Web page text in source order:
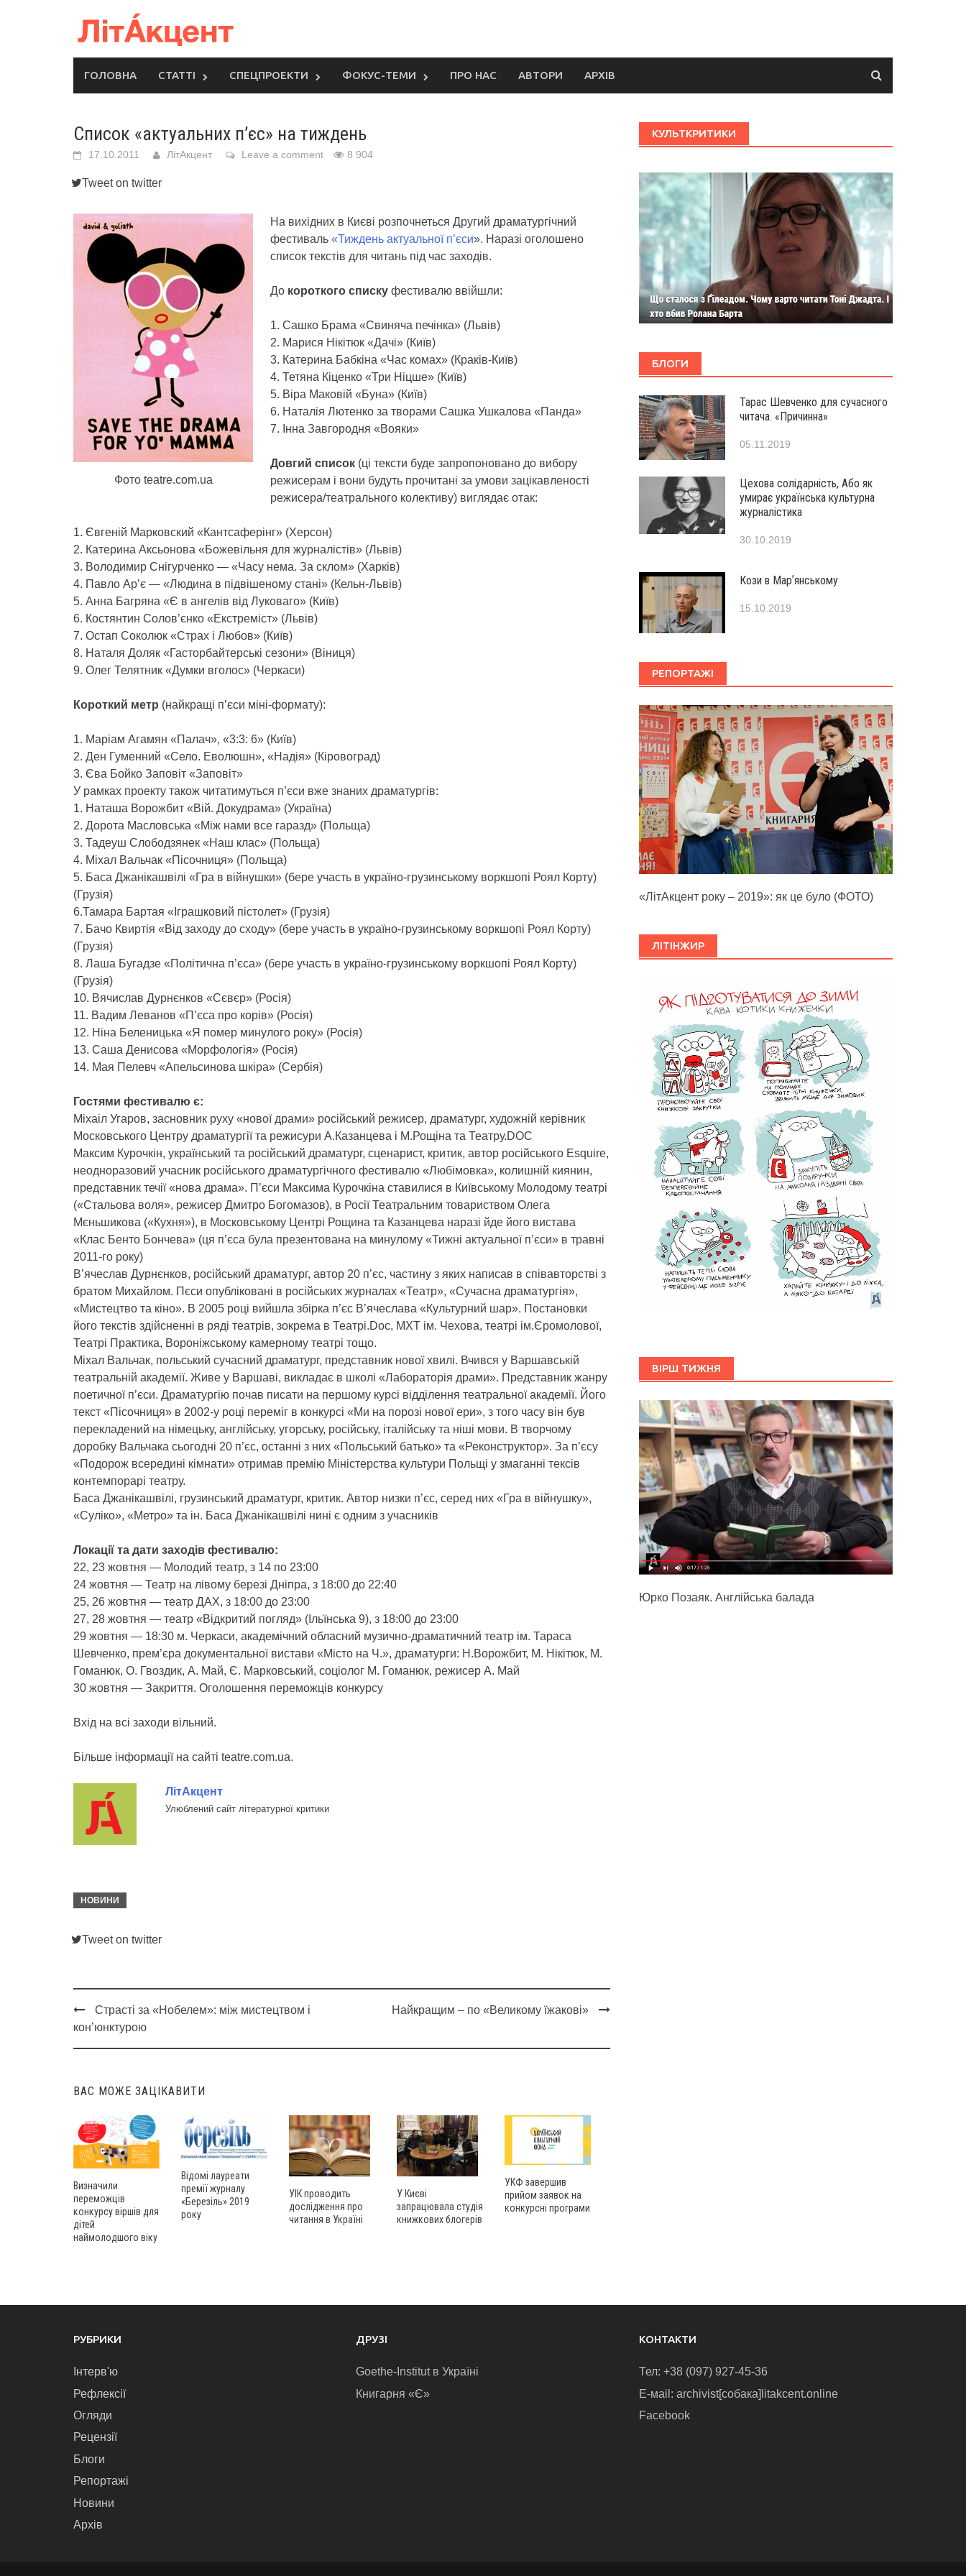
ГОЛОВНА СТАТТІ СПЕЦПРОЕКТИ ФОКУС-ТЕМИ ПРО НАС АВТОРИ АРХІВ
Список «актуальних п’єс» на тиждень
17.10.2011 ЛітАкцент Leave a comment 8 904
Tweet on twitter
Фото teatre.com.ua
На вихідних в Києві розпочнеться Другий драматургічний
фестиваль «Тиждень актуальної п’єси». Наразі оголошено
список текстів для читань під час заходів.
До короткого списку фестивалю ввійшли:
1. Сашко Брама «Свиняча печінка» (Львів)
2. Марися Нікітюк «Дачі» (Київ)
3. Катерина Бабкіна «Час комах» (Краків-Київ)
4. Тетяна Кіценко «Три Ніцше» (Київ)
5. Віра Маковій «Буна» (Київ)
6. Наталія Лютенко за творами Сашка Ушкалова «Панда»
7. Інна Завгородня «Вояки»
Довгий список (ці тексти буде запропоновано до вибору
режисерам і вони будуть прочитані за умови зацікавленості
режисера/театрального колективу) виглядає отак:
1. Євгеній Марковский «Кантсаферінг» (Херсон)
2. Катерина Аксьонова «Божевільня для журналістів» (Львів)
3. Володимир Снігурченко — «Часу нема. За склом» (Харків)
4. Павло Ар’є — «Людина в підвішеному стані» (Кельн-Львів)
5. Анна Багряна «Є в ангелів від Луковаго» (Київ)
6. Костянтин Солов’єнко «Екстреміст» (Львів)
7. Остап Соколюк «Страх і Любов» (Київ)
8. Наталя Доляк «Гасторбайтерські сезони» (Віниця)
9. Олег Телятник «Думки вголос» (Черкаси)
Короткий метр (найкращі п’єси міні-формату):
1. Мaріам Агамян «Палач», «3:3: 6» (Київ)
2. Ден Гуменний «Село. Еволюшн», «Надія» (Кіровоград)
3. Єва Бойко Заповіт «Заповіт»
У рамках проекту також читатимуться п’єси вже знаних драматургів:
1. Наташа Ворожбит «Вій. Докудрама» (Україна)
2. Дорота Масловська «Між нами все гаразд» (Польща)
3. Тадеуш Слободзянек «Наш клас» (Польща)
4. Міхал Вальчак «Пісочниця» (Польща)
5. Баса Джанікашвілі «Гра в війнушки» (бере участь в україно-грузинському воркшопі Роял Корту)
(Грузія)
6.Тамара Бартая «Іграшковий пістолет» (Грузія)
7. Бачо Квиртія «Від заходу до сходу» (бере участь в україно-грузинському воркшопі Роял Корту)
(Грузія)
8. Лаша Бугадзе «Політична п’єса» (бере участь в україно-грузинському воркшопі Роял Корту)
(Грузія)
10. Вячислав Дурнєнков «Сєвєр» (Росія)
11. Вадим Леванов «П’єса про корів» (Росія)
12. Ніна Беленицька «Я помер минулого року» (Росія)
13. Саша Денисова «Морфологія» (Росія)
14. Мая Пелевч «Апельсинова шкіра» (Сербія)
Гостями фестивалю є:
Міхаіл Угаров, засновник руху «нової драми» російський режисер, драматург, художній керівник
Московського Центру драматургії та режисури А.Казанцева і М.Рощіна та Театру.DOC
Максим Курочкін, український та російський драматург, сценарист, критик, автор російського Esquire,
неодноразовий учасник російського драматургічного фестивалю «Любімовка», колишній киянин,
представник течії «нова драма». П’єси Максима Курочкіна ставилися в Київському Молодому театрі
(«Стальова воля», режисер Дмитро Богомазов), в Росії Театральним товариством Олега
Мєньшикова («Кухня»), в Московському Центрі Рощина та Казанцева наразі йде його вистава
«Клас Бенто Бончева» (ця п’єса була презентована на минулому «Тижні актуальної п’єси» в травні
2011-го року)
В’ячеслав Дурнєнков, російський драматург, автор 20 п’єс, частину з яких написав в співавторстві з
братом Михайлом. Пєси опубліковані в російських журналах «Театр», «Сучасна драматургія»,
«Мистецтво та кіно». В 2005 році вийшла збірка п’єс В’ячеслава «Культурний шар». Постановки
його текстів здійсненні в ряді театрів, зокрема в Театрі.Doc, МХТ ім. Чехова, театрі ім.Єромолової,
Театрі Практика, Вороніжському камерному театрі тощо.
Міхал Вальчак, польський сучасний драматург, представник нової хвилі. Вчився у Варшавській
театральній академії. Живе у Варшаві, викладає в школі «Лабораторія драми». Представник жанру
поетичної п’єси. Драматургію почав писати на першому курсі відділення театральної академії. Його
текст «Пісочниця» в 2002-у році переміг в конкурсі «Ми на порозі нової ери», з того часу він був
перекладений на німецьку, англійську, угорську, російську, італійську та ніші мови. В творчому
доробку Вальчака сьогодні 20 п’єс, останні з них «Польський батько» та «Реконструктор». За п’єсу
«Подорож всередині кімнати» отримав премію Міністерства культури Польщі у змаганні тексів
контемпорарі театру.
Баса Джанікашвілі, грузинський драматург, критик. Автор низки п’єс, серед них «Гра в війнушку»,
«Суліко», «Метро» та ін. Баса Джанікашвілі нині є одним з учасників
Локації та дати заходів фестивалю:
22, 23 жовтня — Молодий театр, з 14 по 23:00
24 жовтня — Театр на лівому березі Дніпра, з 18:00 до 22:40
25, 26 жовтня — театр ДАХ, з 18:00 до 23:00
27, 28 жовтня — театр «Відкритий погляд» (Ільїнська 9), з 18:00 до 23:00
29 жовтня — 18:30 м. Черкаси, академічний обласний музично-драматичний театр ім. Тараса
Шевченко, прем’єра документальної вистави «Місто на Ч.», драматурги: Н.Ворожбит, М. Нікітюк, М.
Гоманюк, О. Гвоздик, А. Май, Є. Марковський, соціолог М. Гоманюк, режисер А. Май
30 жовтня — Закриття. Оголошення переможців конкурсу
Вхід на всі заходи вільний.
Більше інформації на сайті teatre.com.ua.
ЛітАкцент
Улюблений сайт літературної критики
НОВИНИ
Tweet on twitter
Post
navigation
Страсті за «Нобелем»: між мистецтвом і
кон’юнктурою
Найкращим – по «Великому їжакові»
ВАС МОЖЕ ЗАЦІКАВИТИ
Визначили
переможців
конкурсу віршів для
дітей
наймолодшого віку
Відомі лауреати
премії журналу
«Березіль» 2019
року
УІК проводить
дослідження про
читання в Україні
У Києві
запрацювала студія
книжкових блогерів
УКФ завершив
прийом заявок на
конкурсні програми
КУЛЬТКРИТИКИ
БЛОГИ
Тарас Шевченко для сучасного
читача. «Причинна»
05.11.2019
Цехова солідарність, Або як
умирає українська культурна
журналістика
30.10.2019
Кози в Марʼянському
15.10.2019
РЕПОРТАЖІ
«ЛітАкцент року – 2019»: як це було (ФОТО)
ЛІТІНЖИР
ВІРШ ТИЖНЯ
Юрко Позаяк. Англійська балада
РУБРИКИ
Інтерв'ю
Рефлексії
Огляди
Рецензії
Блоги
Репортажі
Новини
Архів
ДРУЗІ
Goethe-Institut в Україні
Книгарня «Є»
КОНТАКТИ
Тел: +38 (097) 927-45-36
E-маіl: archivist[собака]litakcent.online
Facebook